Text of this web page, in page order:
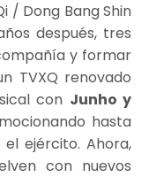
/ Dong Bang Shin
después, tres
y formar
TVXQ renovado
con Junho y
hasta
ejército. Ahora,
con nuevos